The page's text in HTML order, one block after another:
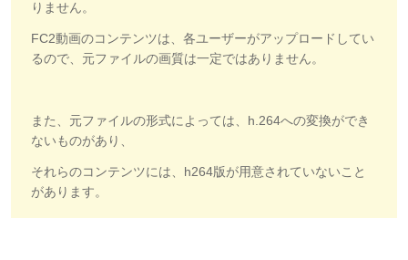
りません。
FC2動画のコンテンツは、各ユーザーがアップロードしてい
るので、元ファイルの画質は一定ではありません。
また、元ファイルの形式によっては、h.264への変換ができ
ないものがあり、
それらのコンテンツには、h264版が用意されていないこと
があります。